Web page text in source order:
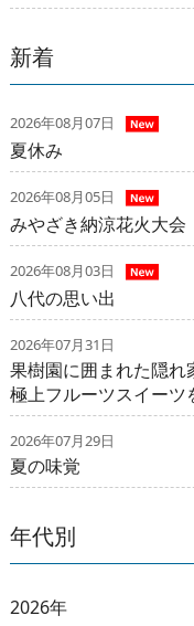
新着
2026年08月07日
夏休み
2026年08月05日
みやざき納涼花火大会
2026年08月03日
八代の思い出
2026年07月31日
果樹園に囲まれた隠れ
極上フルーツスイーツ
2026年07月29日
夏の味覚
年代別
2026年